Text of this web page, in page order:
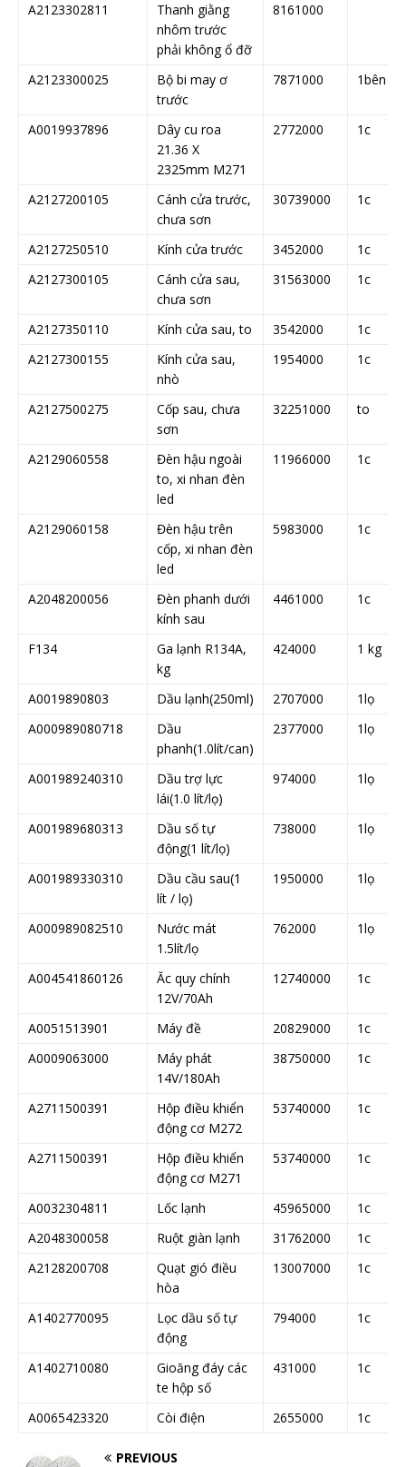
A2123302811
Thanh giằng
nhôm trước
phải không ổ đỡ
8161000
A2123300025
Bộ bi may ơ
trước
7871000 1bên
A0019937896
Dây cu roa
21.36 X
2325mm M271
2772000 1c
A2127200105
Cánh cửa trước,
chưa sơn
30739000 1c
A2127250510 Kính cửa trước 3452000
1c
A2127300105
Cánh cửa sau,
chưa sơn
31563000 1c
A2127350110 Kính cửa sau, to 3542000
1c
A2127300155
Kính cửa sau,
nhò
1954000 1c
A2127500275
Cốp sau, chưa
sơn
32251000 to
A2129060558
Đèn hậu ngoài
to, xi nhan đèn
led
11966000 1c
A2129060158
Đèn hậu trên
cốp, xi nhan đèn
led
5983000 1c
A2048200056
Đèn phanh dưới
kính sau
4461000 1c
F134
Ga lạnh R134A,
kg
424000 1 kg
A0019890803 Dầu lạnh(250ml) 2707000
1lọ
A000989080718
Dầu
phanh(1.0lít/can)
2377000 1lọ
A001989240310
Dầu trợ lực
lái(1.0 lít/lọ)
974000 1lọ
A001989680313
Dầu số tự
động(1 lít/lọ)
738000 1lọ
A001989330310
Dầu cầu sau(1
lít / lọ)
1950000 1lọ
A000989082510
Nước mát
1.5lít/lọ
762000 1lọ
A004541860126
Ăc quy chính
12V/70Ah
12740000 1c
A0051513901 Máy đề 20829000
1c
A0009063000
Máy phát
14V/180Ah
38750000 1c
A2711500391
Hộp điều khiển
động cơ M272
53740000 1c
A2711500391
Hộp điều khiển
động cơ M271
53740000 1c
A0032304811 Lốc lạnh 45965000
1c
A2048300058
Ruột giàn lạnh 31762000
1c
A2128200708
Quạt gió điều
hòa
13007000 1c
A1402770095
Lọc dầu số tự
động
794000 1c
A1402710080
Gioăng đáy các
te hộp số
431000 1c
A0065423320 Còi điện 2655000 1c
PREVIOUS